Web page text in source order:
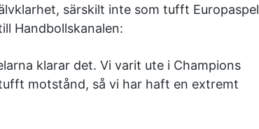
särskilt inte som tufft Europaspel
Handbollskanalen:
klarar det. Vi varit ute i Champions
motstånd, så vi har haft en extremt